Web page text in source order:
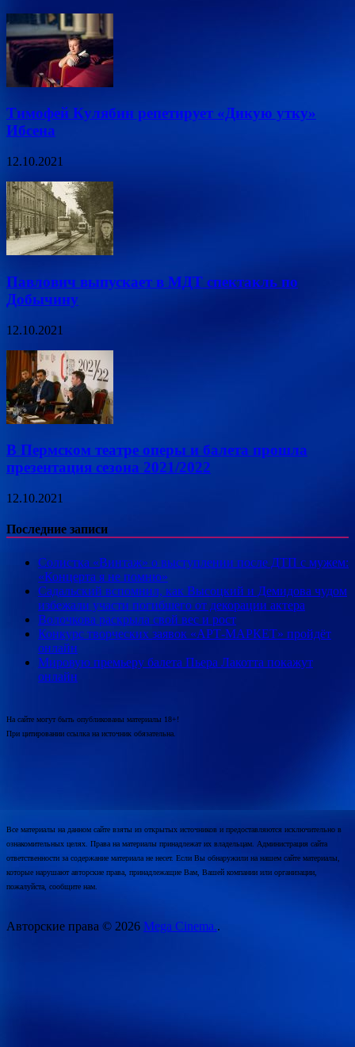
Тимофей Кулябин репетирует «Дикую утку»
Ибсена
12.10.2021
Павлович выпускает в МДТ спектакль по
Добычину
12.10.2021
В Пермском театре оперы и балета прошла
презентация сезона 2021/2022
12.10.2021
Последние записи
Солистка «Винтаж» о выступлении после ДТП с мужем:
«Концерта я не помню»
Садальский вспомнил, как Высоцкий и Демидова чудом
избежали участи погибшего от декорации актера
Волочкова раскрыла свой вес и рост
Конкурс творческих заявок «АРТ-МАРКЕТ» пройдёт
онлайн
Мировую премьеру балета Пьера Лакотта покажут
онлайн
На сайте могут быть опубликованы материалы 18+!
При цитировании ссылка на источник обязательна.
Все материалы на данном сайте взяты из открытых источников и предоставляются исключительно в
ознакомительных целях. Права на материалы принадлежат их владельцам. Администрация сайта
ответственности за содержание материала не несет. Если Вы обнаружили на нашем сайте материалы,
которые нарушают авторские права, принадлежащие Вам, Вашей компании или организации,
пожалуйста, сообщите нам.
Авторские права © 2026 Mega Cinema..